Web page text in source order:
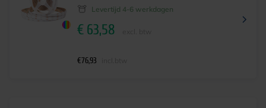
Levertijd 4-6 werkdagen
€ 63,58
€76,93